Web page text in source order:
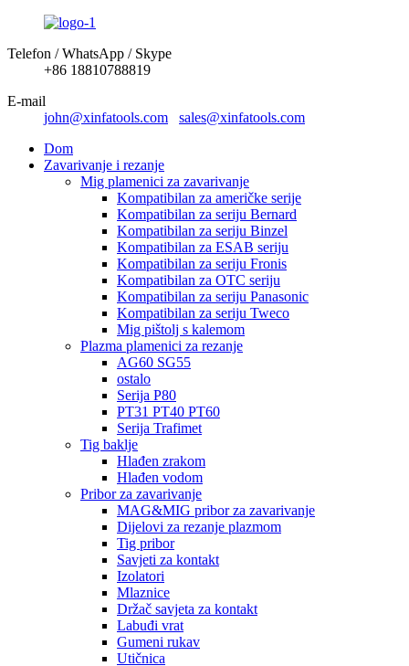
Telefon / WhatsApp / Skype
+86 18810788819
E-mail
john@xinfatools.com
sales@xinfatools.com
Dom
Zavarivanje i rezanje
Mig plamenici za zavarivanje
Kompatibilan za američke serije
Kompatibilan za seriju Bernard
Kompatibilan za seriju Binzel
Kompatibilan za ESAB seriju
Kompatibilan za seriju Fronis
Kompatibilan za OTC seriju
Kompatibilan za seriju Panasonic
Kompatibilan za seriju Tweco
Mig pištolj s kalemom
Plazma plamenici za rezanje
AG60 SG55
ostalo
Serija P80
PT31 PT40 PT60
Serija Trafimet
Tig baklje
Hlađen zrakom
Hlađen vodom
Pribor za zavarivanje
MAG&MIG pribor za zavarivanje
Dijelovi za rezanje plazmom
Tig pribor
Savjeti za kontakt
Izolatori
Mlaznice
Držač savjeta za kontakt
Labuđi vrat
Gumeni rukav
Utičnica